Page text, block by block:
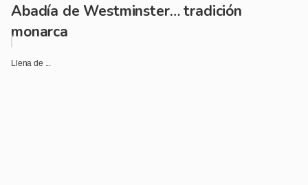
Abadía de Westminster… tradición
monarca
Llena de ...